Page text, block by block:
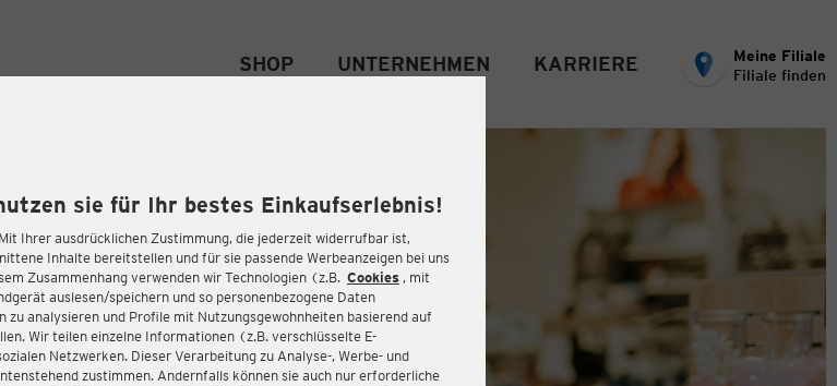
sie für Ihr bestes Einkaufserlebnis!
Ihrer ausdrücklichen Zustimmung, die jederzeit widerrufbar ist,
Inhalte bereitstellen und für sie passende Werbeanzeigen bei uns
Zusammenhang verwenden wir Technologien (z.B. Cookies , mit
auslesen/speichern und so personenbezogene Daten
analysieren und Profile mit Nutzungsgewohnheiten basierend auf
Wir teilen einzelne Informationen (z.B. verschlüsselte E-
Netzwerken. Dieser Verarbeitung zu Analyse-, Werbe- und
zustimmen. Andernfalls können sie auch nur erforderliche
SHOP UNTERNEHMEN KARRIERE
Meine Filiale
Filiale finden